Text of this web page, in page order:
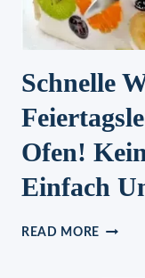
Schnelle
Ofen!
Einfach
READ MORE